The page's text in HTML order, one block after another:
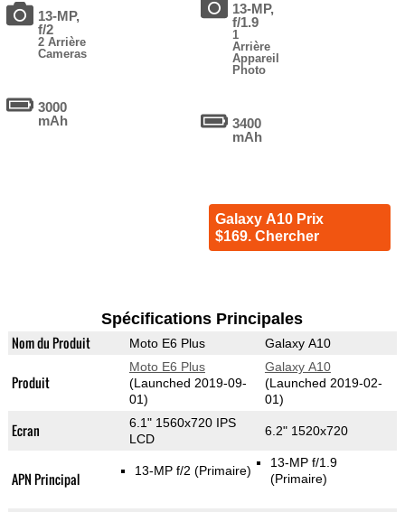
13-MP,
f/2
2 Arrière
Cameras
3000
mAh
13-MP,
f/1.9
1
Arrière
Appareil
Photo
3400
mAh
Galaxy A10 Prix
$169. Chercher
Spécifications Principales
Nom du Produit Moto E6 Plus Galaxy A10
Produit
Moto E6 Plus
(Launched 2019-09-
01)
Galaxy A10
(Launched 2019-02-
01)
Ecran
6.1" 1560x720 IPS
LCD
6.2" 1520x720
APN Principal 13-MP f/2 (Primaire)
13-MP f/1.9
(Primaire)